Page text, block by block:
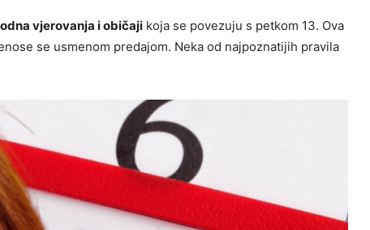
vjerovanja i običaji koja se povezuju s petkom 13. Ova
se usmenom predajom. Neka od najpoznatijih pravila